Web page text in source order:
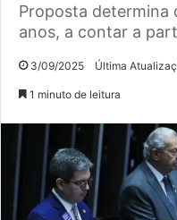
Proposta determina
anos, a contar a
3/09/2025 Última
1 minuto de leitura